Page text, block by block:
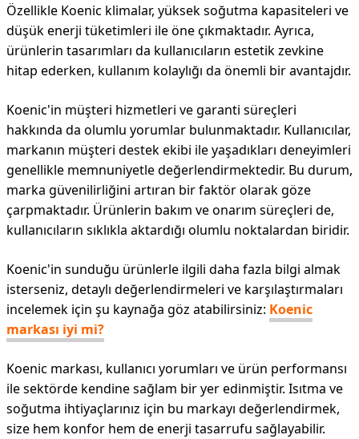
Özellikle Koenic klimalar, yüksek soğutma kapasiteleri ve
düşük enerji tüketimleri ile öne çıkmaktadır. Ayrıca,
ürünlerin tasarımları da kullanıcıların estetik zevkine
hitap ederken, kullanım kolaylığı da önemli bir avantajdır.
Koenic'in müşteri hizmetleri ve garanti süreçleri
hakkında da olumlu yorumlar bulunmaktadır. Kullanıcılar,
markanın müşteri destek ekibi ile yaşadıkları deneyimleri
genellikle memnuniyetle değerlendirmektedir. Bu durum,
marka güvenilirliğini artıran bir faktör olarak göze
çarpmaktadır. Ürünlerin bakım ve onarım süreçleri de,
kullanıcıların sıklıkla aktardığı olumlu noktalardan biridir.
Koenic'in sunduğu ürünlerle ilgili daha fazla bilgi almak
isterseniz, detaylı değerlendirmeleri ve karşılaştırmaları
incelemek için şu kaynağa göz atabilirsiniz: Koenic
markası iyi mi?
Koenic markası, kullanıcı yorumları ve ürün performansı
ile sektörde kendine sağlam bir yer edinmiştir. Isıtma ve
soğutma ihtiyaçlarınız için bu markayı değerlendirmek,
size hem konfor hem de enerji tasarrufu sağlayabilir.